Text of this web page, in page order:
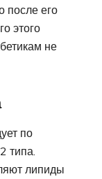
после его
этого
не
по
типа.
липиды